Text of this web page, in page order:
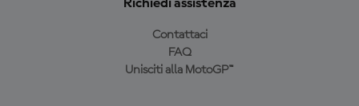
Richiedi assistenza
Contattaci
FAQ
Unisciti alla MotoGP™